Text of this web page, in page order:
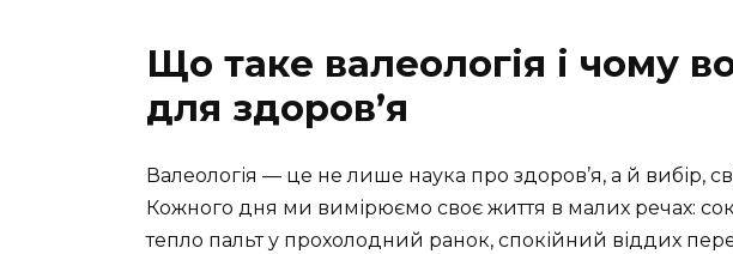
Що таке валеологія і чому
для здоров’я
Валеологія — це не лише наука про здоров’я, а й вибір,
Кожного дня ми вимірюємо своє життя в малих речах:
тепло пальт у прохолодний ранок, спокійний віддих